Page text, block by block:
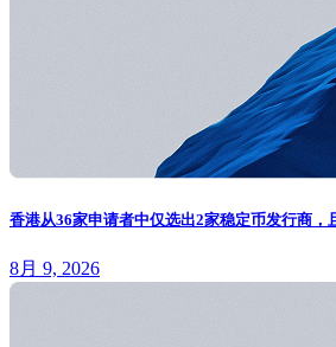
香港从36家申请者中仅选出2家稳定币发行商，
8月 9, 2026